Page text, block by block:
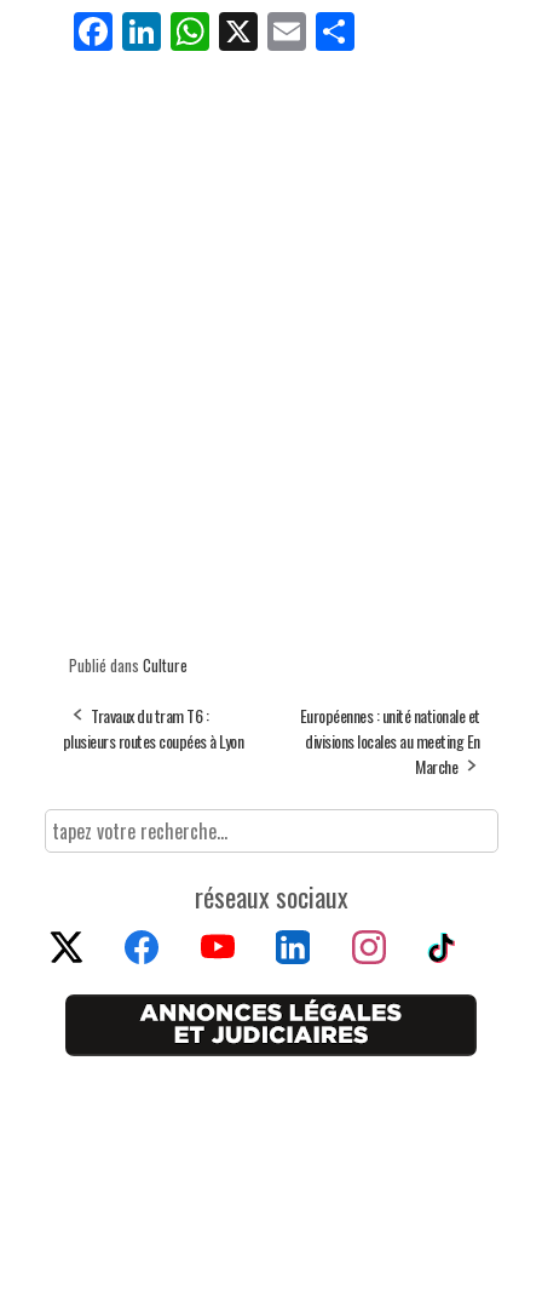
Fa
ce
Li
nk
W
ha
X E
m
Pa
rt
Publié dans Culture
Travaux du tram T6 :
plusieurs routes coupées à Lyon
Européennes : unité nationale et
divisions locales au meeting En
Marche
réseaux sociaux